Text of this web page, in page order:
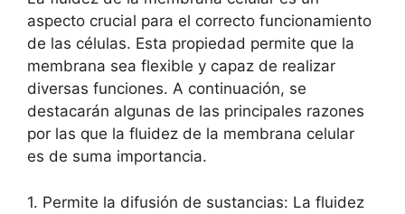
aspecto‍ crucial ⁣para​ el correcto funcionamiento
de las‌ células. Esta propiedad permite que la
‍membrana sea flexible y ⁢capaz de realizar
diversas⁢ funciones. A⁣ continuación, se
‌destacarán ‌algunas de las principales razones
‍por las que ‍la ​fluidez de la membrana celular
es de suma importancia.
1. Permite la difusión de‌ sustancias: La fluidez